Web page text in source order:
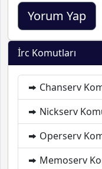
İrc Komutları
Chanserv
Nickserv
Operserv
Memoserv